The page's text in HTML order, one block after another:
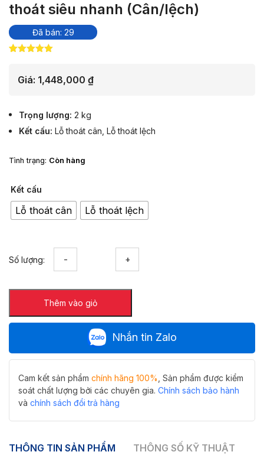
thoát siêu nhanh (Cân/lệch)
Đã bán: 29
đánh giá
Giá: 1,448,000 ₫
Trọng lượng 2 kg
Kết cấu Lỗ thoát cân, Lỗ thoát lệch
Tình trạng: Còn hàng
Kết cấu
Lỗ thoát cân Lỗ thoát lệch
Số lượng:
FD-
06
Hiwin
sus304
thoát
siêu
(Cân/lệch)
số
lượng
Thêm vào giỏ
Nhắn tin Zalo
Cam kết sản phẩm chính hãng 100% , Sản phẩm được kiểm
soát chất lượng bởi các chuyên gia. Chính sách bảo hành
và chính sách đổi trả hàng
THÔNG TIN SẢN PHẨM
THÔNG SỐ KỸ THUẬT